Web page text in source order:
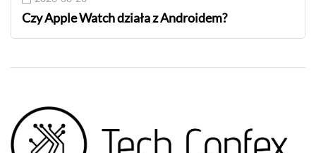
Czy Apple Watch działa z Androidem?